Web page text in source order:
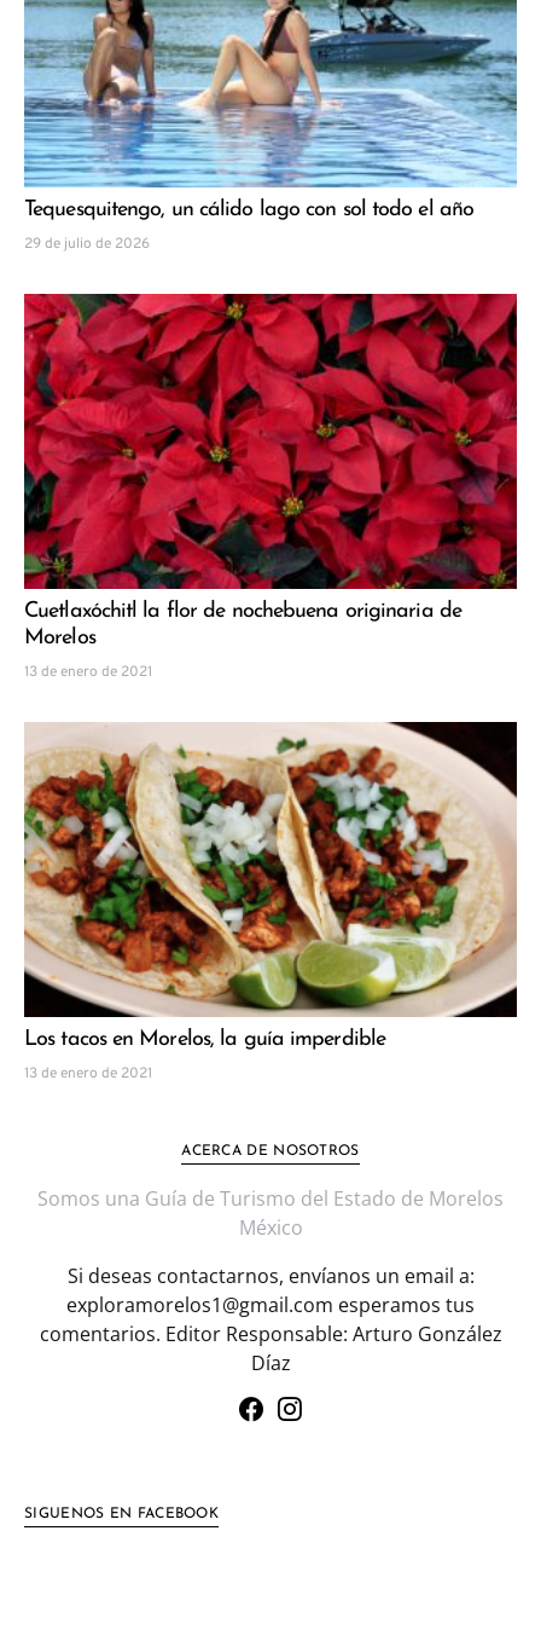
Tequesquitengo, un cálido lago con sol todo el año
29 de julio de 2026
Cuetlaxóchitl la flor de nochebuena originaria de
Morelos
13 de enero de 2021
Los tacos en Morelos, la guía imperdible
13 de enero de 2021
ACERCA DE NOSOTROS
Somos una Guía de Turismo del Estado de Morelos
México
Si deseas contactarnos, envíanos un email a:
exploramorelos1@gmail.com esperamos tus
comentarios. Editor Responsable: Arturo González
Díaz
SIGUENOS EN FACEBOOK